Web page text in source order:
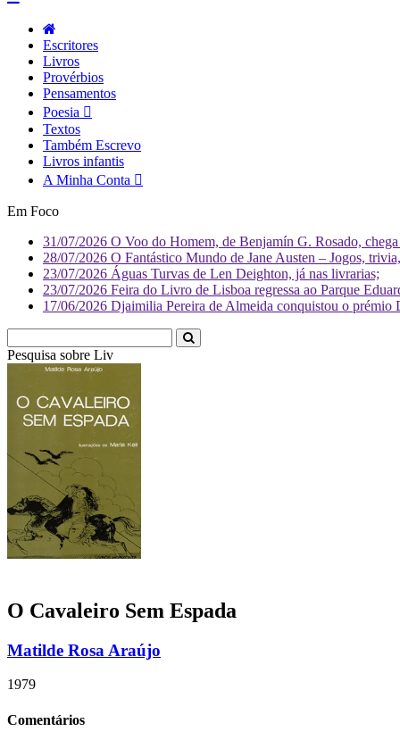
Escritores
Livros
Provérbios
Pensamentos
Poesia
Textos
Também Escrevo
Livros infantis
A Minha Conta
Em Foco
31/07/2026 O Voo do Homem, de Benjamín G. Rosado,
28/07/2026 O Fantástico Mundo de Jane Austen – Jogos,
23/07/2026 Águas Turvas de Len Deighton, já nas livrarias;
23/07/2026 Feira do Livro de Lisboa regressa ao Parque
17/06/2026 Djaimilia Pereira de Almeida conquistou o
Pesquisa sobre Literatura
O Cavaleiro Sem Espada
Matilde Rosa Araújo
1979
Comentários